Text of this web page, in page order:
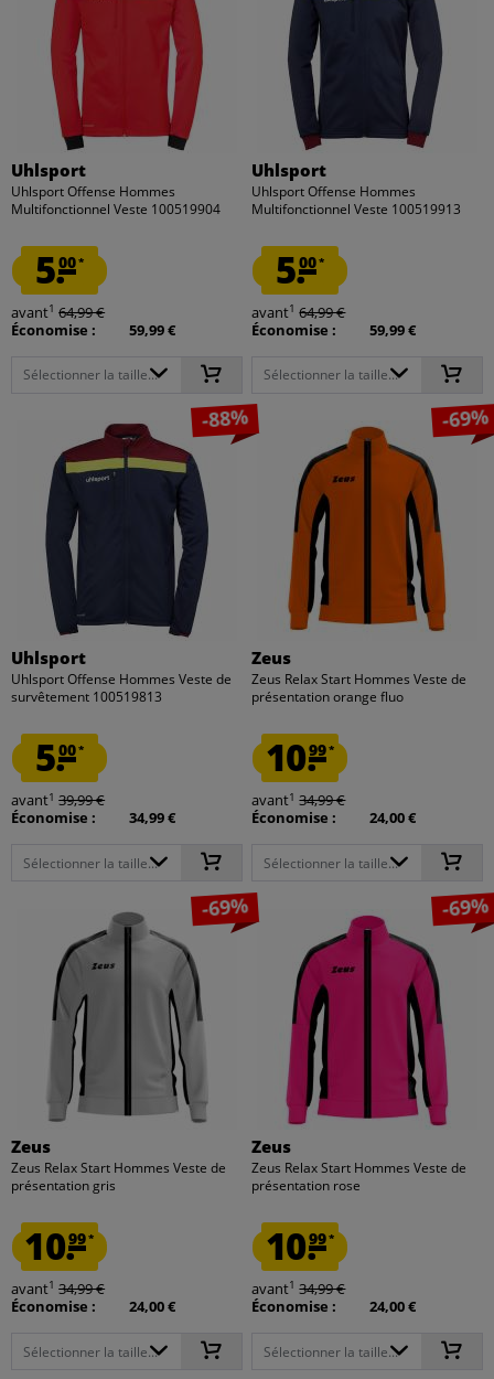
Uhlsport
Uhlsport Offense Hommes
Multifonctionnel Veste 100519904
5.00*
avant1 64,99 €
Économise :
59,99 €
Sélectionner la taille...
Uhlsport
Uhlsport Offense Hommes
Multifonctionnel Veste 100519913
5.00*
avant1 64,99 €
Économise :
59,99 €
Sélectionner la taille...
-88%
Uhlsport
Uhlsport Offense Hommes Veste de
survêtement 100519813
5.00*
avant1 39,99 €
Économise :
34,99 €
Sélectionner la taille...
-69%
Zeus
Zeus Relax Start Hommes Veste de
présentation orange fluo
10.99*
avant1 34,99 €
Économise :
24,00 €
Sélectionner la taille...
-69%
Zeus
Zeus Relax Start Hommes Veste de
présentation gris
10.99*
avant1 34,99 €
Économise :
24,00 €
Sélectionner la taille...
-69%
Zeus
Zeus Relax Start Hommes Veste de
présentation rose
10.99*
avant1 34,99 €
Économise :
24,00 €
Sélectionner la taille...